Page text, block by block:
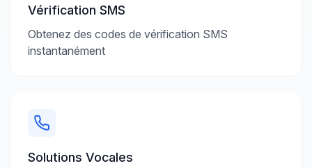
Vérification SMS
Obtenez des codes de vérification SMS
instantanément
Solutions Vocales